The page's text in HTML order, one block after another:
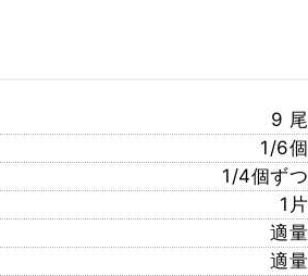
9 尾
1/6個
1/4個ずつ
1片
適量
適量